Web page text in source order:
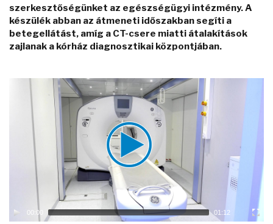
szerkesztőségünket az egészségügyi intézmény. A
készülék abban az átmeneti időszakban segíti a
betegellátást, amíg a CT-csere miatti átalakítások
zajlanak a kórház diagnosztikai központjában.
00:00 01:12